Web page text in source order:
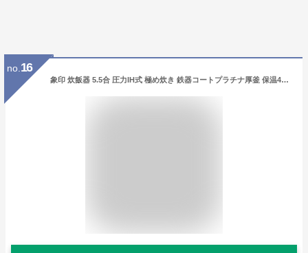
no. 16
象印 炊飯器 5.5合 圧力IH式 極め炊き 鉄器コートプラチナ厚釜 保温40時間 ブラック NP-BJ10-BA